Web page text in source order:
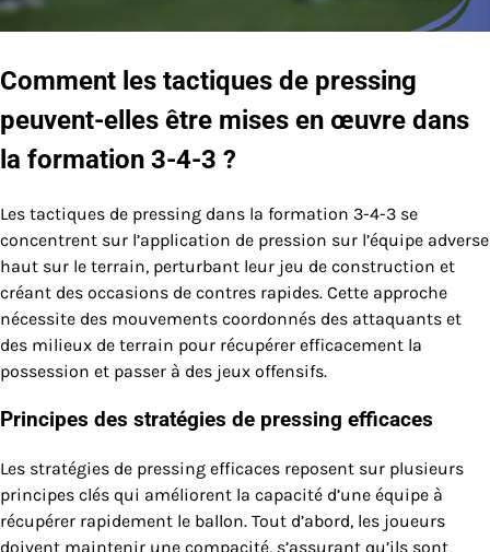
Comment les tactiques de pressing
peuvent-elles être mises en œuvre dans
la formation 3-4-3 ?
Les tactiques de pressing dans la formation 3-4-3 se
concentrent sur l’application de pression sur l’équipe adverse
haut sur le terrain, perturbant leur jeu de construction et
créant des occasions de contres rapides. Cette approche
nécessite des mouvements coordonnés des attaquants et
des milieux de terrain pour récupérer efficacement la
possession et passer à des jeux offensifs.
Principes des stratégies de pressing efficaces
Les stratégies de pressing efficaces reposent sur plusieurs
principes clés qui améliorent la capacité d’une équipe à
récupérer rapidement le ballon. Tout d’abord, les joueurs
doivent maintenir une compacité, s’assurant qu’ils sont